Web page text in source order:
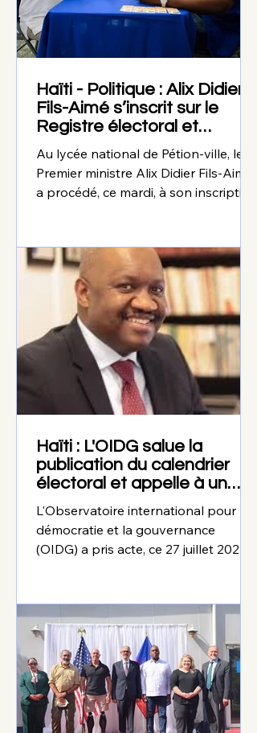
Haïti - Politique : Alix Didier
Fils-Aimé s’inscrit sur le
Registre électoral et
appelle les citoyens à faire
de même
Au lycée national de Pétion-ville, le
Premier ministre Alix Didier Fils-Aimé
a procédé, ce mardi, à son inscription
montrer l’exemple et encourager les
citoyens à participer au processus
électoral en vue des élections
prévues en décembre prochain. À
l’occasion du lancement des
opérations d’inscription des
électeurs par le Conseil électoral
provisoire (CEP), le Premier ministre a
invité toutes les Haïtienn
Haïti : L'OIDG salue la
publication du calendrier
électoral et appelle à un
engagement collectif pour
des élections crédibles
L'Observatoire international pour la
démocratie et la gouvernance
(OIDG) a pris acte, ce 27 juillet 2026,
décembre 2026 la tenue du premier
tour du scrutin. Dans une note de
conjoncture, l'institution appelle
l'ensemble des acteurs à se mobiliser
pour garantir la réussite de ce
processus, jugé indispensable au
retour à la stabilité du pays. Pour